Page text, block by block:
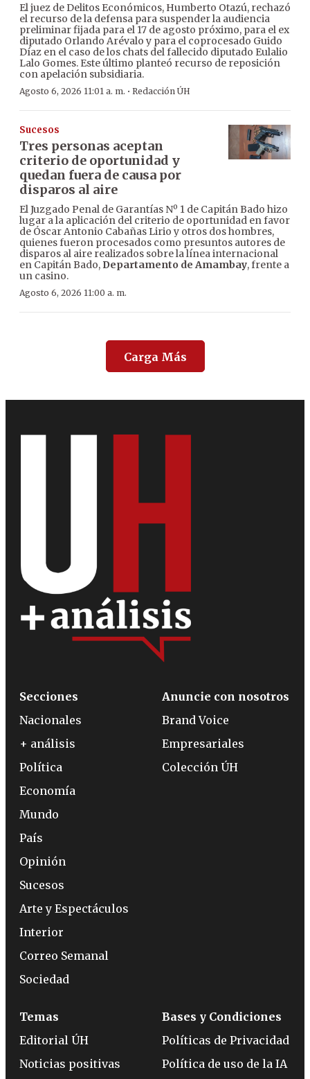
El juez de Delitos Económicos, Humberto Otazú, rechazó
el recurso de la defensa para suspender la audiencia
preliminar fijada para el 17 de agosto próximo, para el ex
diputado Orlando Arévalo y para el coprocesado Guido
Díaz en el caso de los chats del fallecido diputado Eulalio
Lalo Gomes. Este último planteó recurso de reposición
con apelación subsidiaria.
Agosto 6, 2026 11:01 a. m. · Redacción ÚH
Sucesos
Tres personas aceptan
criterio de oportunidad y
quedan fuera de causa por
disparos al aire
El Juzgado Penal de Garantías Nº 1 de Capitán Bado hizo
lugar a la aplicación del criterio de oportunidad en favor
de Óscar Antonio Cabañas Lirio y otros dos hombres,
quienes fueron procesados como presuntos autores de
disparos al aire realizados sobre la línea internacional
en Capitán Bado, Departamento de Amambay, frente a
un casino.
Agosto 6, 2026 11:00 a. m.
Carga Más
Secciones
Nacionales
+ análisis
Política
Economía
Mundo
País
Opinión
Sucesos
Arte y Espectáculos
Interior
Correo Semanal
Sociedad
Anuncie con nosotros
Brand Voice
Empresariales
Colección ÚH
Temas
Editorial ÚH
Noticias positivas
Bases y Condiciones
Políticas de Privacidad
Política de uso de la IA